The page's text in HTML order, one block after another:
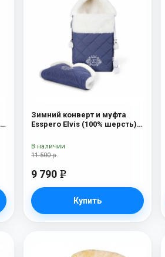
Зимний конверт и муфта
Esspero Elvis (100% шерсть)
11 500 р
9 790 e
Купить
В наличии